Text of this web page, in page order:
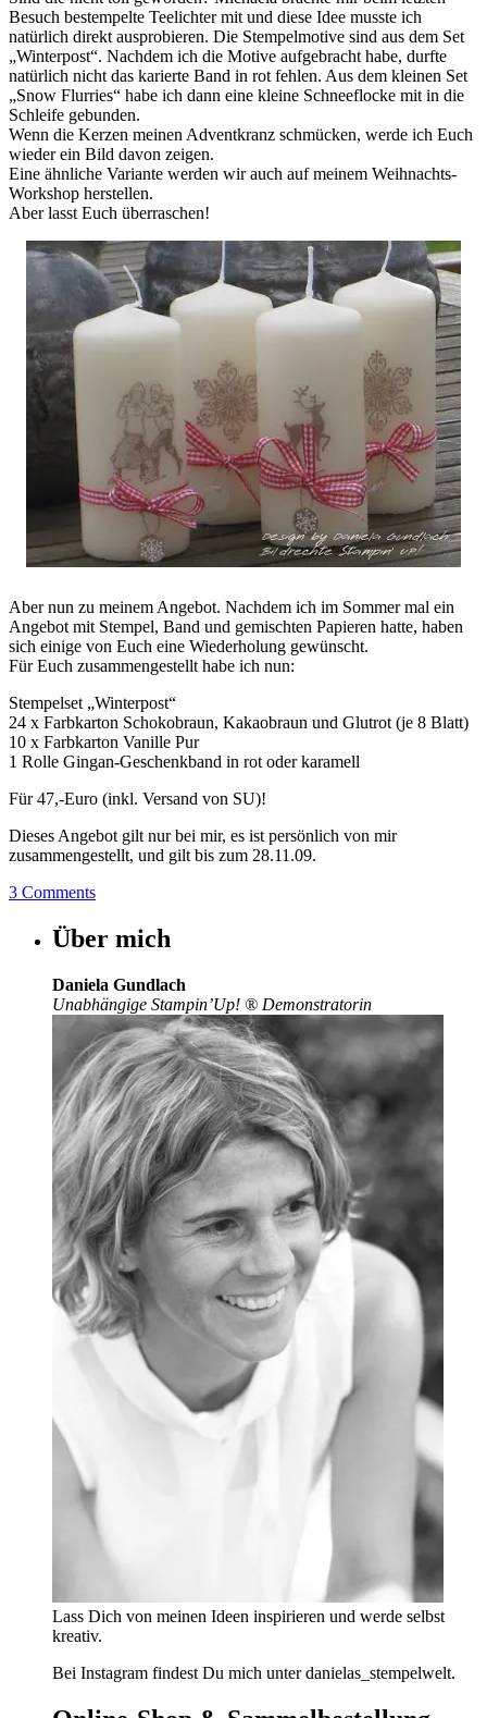
Besuch bestempelte Teelichter mit und diese Idee musste ich
natürlich direkt ausprobieren. Die Stempelmotive sind aus dem Set
„Winterpost“. Nachdem ich die Motive aufgebracht habe, durfte
natürlich nicht das karierte Band in rot fehlen. Aus dem kleinen Set
„Snow Flurries“ habe ich dann eine kleine Schneeflocke mit in die
Schleife gebunden.
Wenn die Kerzen meinen Adventkranz schmücken, werde ich Euch
wieder ein Bild davon zeigen.
Eine ähnliche Variante werden wir auch auf meinem Weihnachts-
Workshop herstellen.
Aber lasst Euch überraschen!
Aber nun zu meinem Angebot. Nachdem ich im Sommer mal ein
Angebot mit Stempel, Band und gemischten Papieren hatte, haben
sich einige von Euch eine Wiederholung gewünscht.
Für Euch zusammengestellt habe ich nun:
Stempelset „Winterpost“
24 x Farbkarton Schokobraun, Kakaobraun und Glutrot (je 8 Blatt)
10 x Farbkarton Vanille Pur
1 Rolle Gingan-Geschenkband in rot oder karamell
Für 47,-Euro (inkl. Versand von SU)!
Dieses Angebot gilt nur bei mir, es ist persönlich von mir
zusammengestellt, und gilt bis zum 28.11.09.
3 Comments
Über mich
Daniela Gundlach
Unabhängige Stampin’Up! ® Demonstratorin
Lass Dich von meinen Ideen inspirieren und werde selbst
kreativ.
Bei Instagram findest Du mich unter danielas_stempelwelt.